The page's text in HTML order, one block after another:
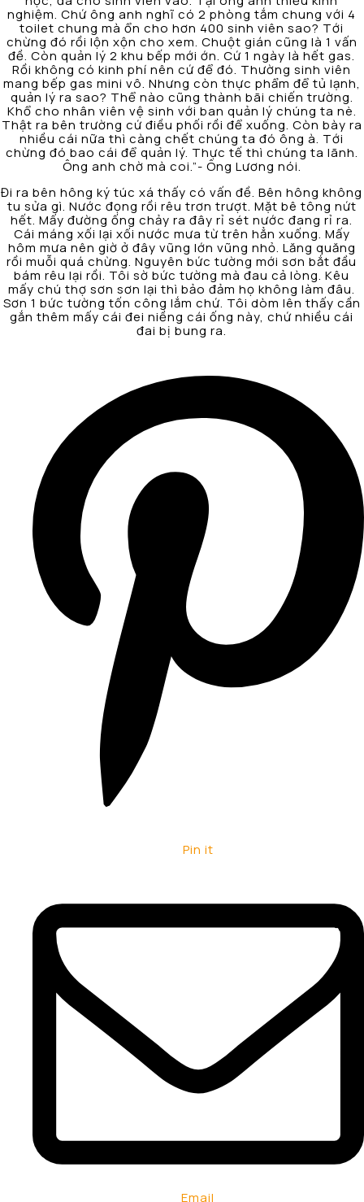
nghiệm. Chứ ông anh nghĩ có 2 phòng tắm chung với 4
toilet chung mà ổn cho hơn 400 sinh viên sao? Tới
chừng đó rồi lộn xộn cho xem. Chuột gián cũng là 1 vấn
đề. Còn quản lý 2 khu bếp mới ớn. Cứ 1 ngày là hết gas.
Rồi không có kinh phí nên cứ để đó. Thường sinh viên
mang bếp gas mini vô. Nhưng còn thực phẩm để tủ lạnh,
quản lý ra sao? Thể nào cũng thành bãi chiến trường.
Khổ cho nhân viên vệ sinh với ban quản lý chúng ta nè.
Thật ra bên trường cứ điều phối rồi để xuống. Còn bày ra
nhiều cái nữa thì càng chết chúng ta đó ông à. Tới
chừng đó bao cái để quản lý. Thực tế thì chúng ta lãnh.
Ông anh chờ mà coi.”- Ông Lương nói.
Đi ra bên hông ký túc xá thấy có vấn đề. Bên hông không
tu sửa gì. Nước đọng rồi rêu trơn trượt. Mặt bê tông nứt
hết. Mấy đường ống chảy ra đây rỉ sét nước đang rỉ ra.
Cái máng xối lại xối nước mưa từ trên hẳn xuống. Mấy
hôm mưa nên giờ ở đây vũng lớn vũng nhỏ. Lăng quăng
rồi muỗi quá chừng. Nguyên bức tường mới sơn bắt đầu
bám rêu lại rồi. Tôi sờ bức tường mà đau cả lòng. Kêu
mấy chú thợ sơn sơn lại thì bảo đảm họ không làm đâu.
Sơn 1 bức tường tốn công lắm chứ. Tôi dòm lên thấy cần
gắn thêm mấy cái đei niềng cái ống này, chứ nhiều cái
đai bị bung ra.
Pin it
Email